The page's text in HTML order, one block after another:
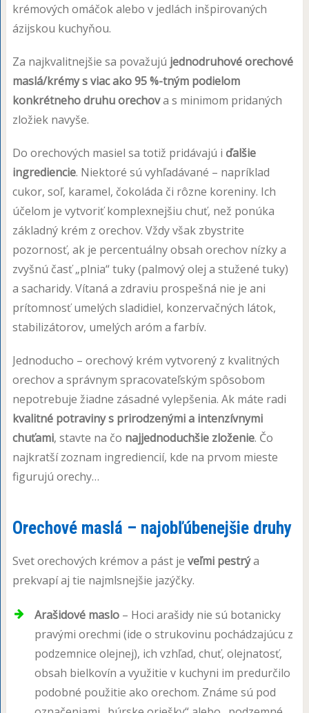
krémových omáčok alebo v jedlách inšpirovaných
ázijskou kuchyňou.
Za najkvalitnejšie sa považujú jednodruhové orechové
maslá/krémy s viac ako 95 %-tným podielom
konkrétneho druhu orechova s minimom pridaných
zložiek navyše.
Do orechových masiel sa totiž pridávajú i ďalšie
ingrediencie. Niektoré sú vyhľadávané – napríklad
cukor, soľ, karamel, čokoláda či rôzne koreniny. Ich
účelom je vytvoriť komplexnejšiu chuť, než ponúka
základný krém z orechov. Vždy však zbystrite
pozornosť, ak je percentuálny obsah orechov nízky a
zvyšnú časť „plnia“ tuky (palmový olej a stužené tuky)
a sacharidy. Vítaná a zdraviu prospešná nie je ani
prítomnosť umelých sladidiel, konzervačných látok,
stabilizátorov, umelých aróm a farbív.
Jednoducho – orechový krém vytvorený z kvalitných
orechov a správnym spracovateľským spôsobom
nepotrebuje žiadne zásadné vylepšenia. Ak máte radi
kvalitné potraviny s prirodzenými a intenzívnymi
chuťami, stavte na čo najjednoduchšie zloženie. Čo
najkratší zoznam ingrediencií, kde na prvom mieste
figurujú orechy…
Orechové maslá – najobľúbenejšie druhy
Svet orechových krémov a pást je veľmi pestrýa
prekvapí aj tie najmlsnejšie jazýčky.
Arašidové maslo– Hoci arašidy nie sú botanicky
pravými orechmi (ide o strukovinu pochádzajúcu z
podzemnice olejnej), ich vzhľad, chuť, olejnatosť,
obsah bielkovín a využitie v kuchyni im predurčilo
podobné použitie ako orechom. Známe sú pod